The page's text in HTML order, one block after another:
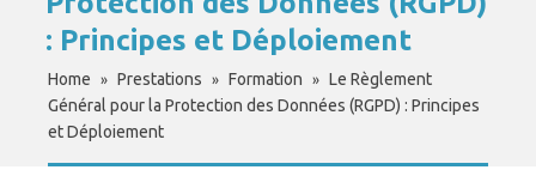
: Principes et Déploiement
Home » Prestations » Formation »
Le Règlement
Général pour la Protection des Données (RGPD) : Principes
et Déploiement